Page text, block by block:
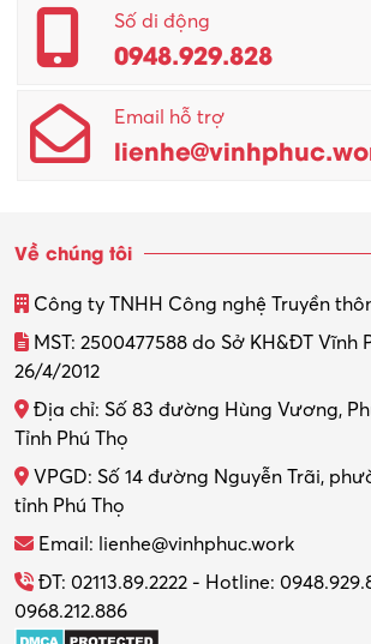
Quản lý – Giám đốc
Quản lý chất lượng – QC
Quản lý sản xuất
Quản trị kinh doanh
Thiết kế
Thiết kế nội thất
Thợ máy – Ô tô – Xe máy
Thực tập
Tổ chức sự kiện – Quà tặng
Trợ lý
Số di động
0948.929.828
Email hỗ trợ
Về chúng tôi
Công ty TNHH Công nghệ Truyền
MST: 2500477588 do Sở KH&ĐT Vĩnh
26/4/2012
Địa chỉ: Số 83 đường Hùng Vương,
Tỉnh Phú Thọ
VPGD: Số 14 đường Nguyễn Trãi,
tỉnh Phú Thọ
Email: lienhe@vinhphuc.work
ĐT: 02113.89.2222 - Hotline:
0968.212.886